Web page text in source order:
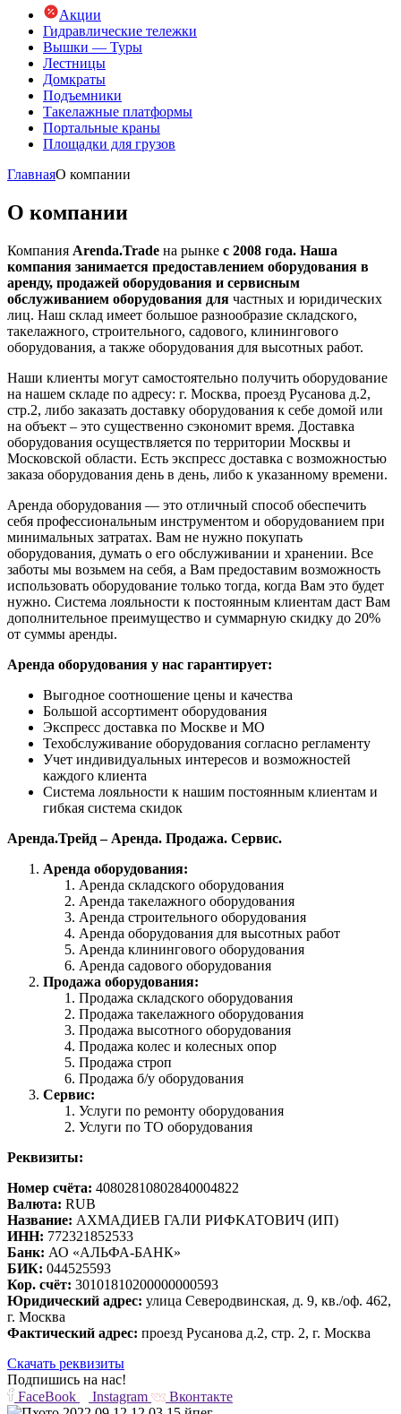
Акции
Гидравлические тележки
Вышки — Туры
Лестницы
Домкраты
Подъемники
Такелажные платформы
Портальные краны
Площадки для грузов
ГлавнаяО компании
О компании
Компания Arenda.Trade на рынке с 2008 года. Наша
компания занимается предоставлением оборудования в
аренду, продажей оборудования и сервисным
обслуживанием оборудования для частных и юридических
лиц. Наш склад имеет большое разнообразие складского,
такелажного, строительного, садового, клинингового
оборудования, а также оборудования для высотных работ.
Наши клиенты могут самостоятельно получить оборудование
на нашем складе по адресу: г. Москва, проезд Русанова д.2,
стр.2, либо заказать доставку оборудования к себе домой или
на объект – это существенно сэкономит время. Доставка
оборудования осуществляется по территории Москвы и
Московской области. Есть экспресс доставка с возможностью
заказа оборудования день в день, либо к указанному времени.
Аренда оборудования — это отличный способ обеспечить
себя профессиональным инструментом и оборудованием при
минимальных затратах. Вам не нужно покупать
оборудования, думать о его обслуживании и хранении. Все
заботы мы возьмем на себя, а Вам предоставим возможность
использовать оборудование только тогда, когда Вам это будет
нужно. Система лояльности к постоянным клиентам даст Вам
дополнительное преимущество и суммарную скидку до 20%
от суммы аренды.
Аренда оборудования у нас гарантирует:
Выгодное соотношение цены и качества
Большой ассортимент оборудования
Экспресс доставка по Москве и МО
Техобслуживание оборудования согласно регламенту
Учет индивидуальных интересов и возможностей
каждого клиента
Система лояльности к нашим постоянным клиентам и
гибкая система скидок
Аренда.Трейд – Аренда. Продажа. Сервис.
Аренда оборудования:
Аренда складского оборудования
Аренда такелажного оборудования
Аренда строительного оборудования
Аренда оборудования для высотных работ
Аренда клинингового оборудования
Аренда садового оборудования
Продажа оборудования:
Продажа складского оборудования
Продажа такелажного оборудования
Продажа высотного оборудования
Продажа колес и колесных опор
Продажа строп
Продажа б/у оборудования
Сервис:
Услуги по ремонту оборудования
Услуги по ТО оборудования
Реквизиты:
Номер счёта: 40802810802840004822
Валюта: RUB
Название: АХМАДИЕВ ГАЛИ РИФКАТОВИЧ (ИП)
ИНН: 772321852533
Банк: АО «АЛЬФА-БАНК»
БИК: 044525593
Кор. счёт: 30101810200000000593
Юридический адрес: улица Северодвинская, д. 9, кв./оф. 462,
г. Москва
Фактический адрес: проезд Русанова д.2, стр. 2, г. Москва
Скачать реквизиты
Подпишись на нас!
FaceBook
Instagram Вконтакте